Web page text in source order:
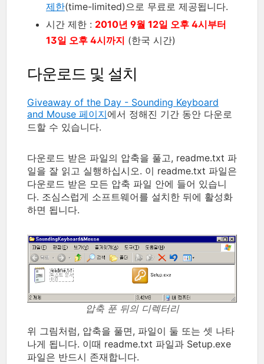
제한(time-limited)으로 무료로 제공됩니다.
시간 제한 : 2010년 9월 12일 오후 4시부터
13일 오후 4시까지 (한국 시간)
다운로드 및 설치
Giveaway of the Day - Sounding Keyboard
and Mouse 페이지에서 정해진 기간 동안 다운로
드할 수 있습니다.
다운로드 받은 파일의 압축을 풀고, readme.txt 파
일을 잘 읽고 실행하십시오. 이 readme.txt 파일은
다운로드 받은 모든 압축 파일 안에 들어 있습니
다. 조심스럽게 소프트웨어를 설치한 뒤에 활성화
하면 됩니다.
압축 푼 뒤의 디렉터리
위 그림처럼, 압축을 풀면, 파일이 둘 또는 셋 나타
나게 됩니다. 이때 readme.txt 파일과 Setup.exe
파일은 반드시 존재합니다.